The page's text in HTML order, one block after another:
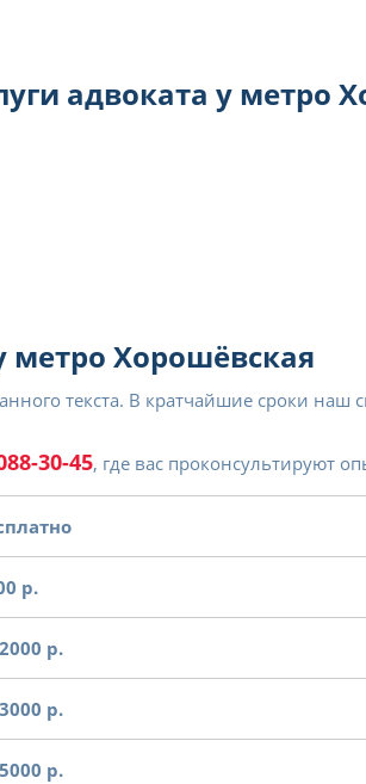
адвоката у метро
метро Хорошёвская
текста. В кратчайшие сроки наш
30-45, где вас проконсультируют
р.
р.
р.
р.